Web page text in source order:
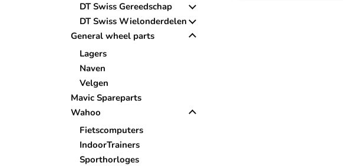
DT Swiss Gereedschap
DT Swiss Wielonderdelen
General wheel parts
Lagers
Naven
Velgen
Mavic Spareparts
Wahoo
Fietscomputers
IndoorTrainers
Sporthorloges